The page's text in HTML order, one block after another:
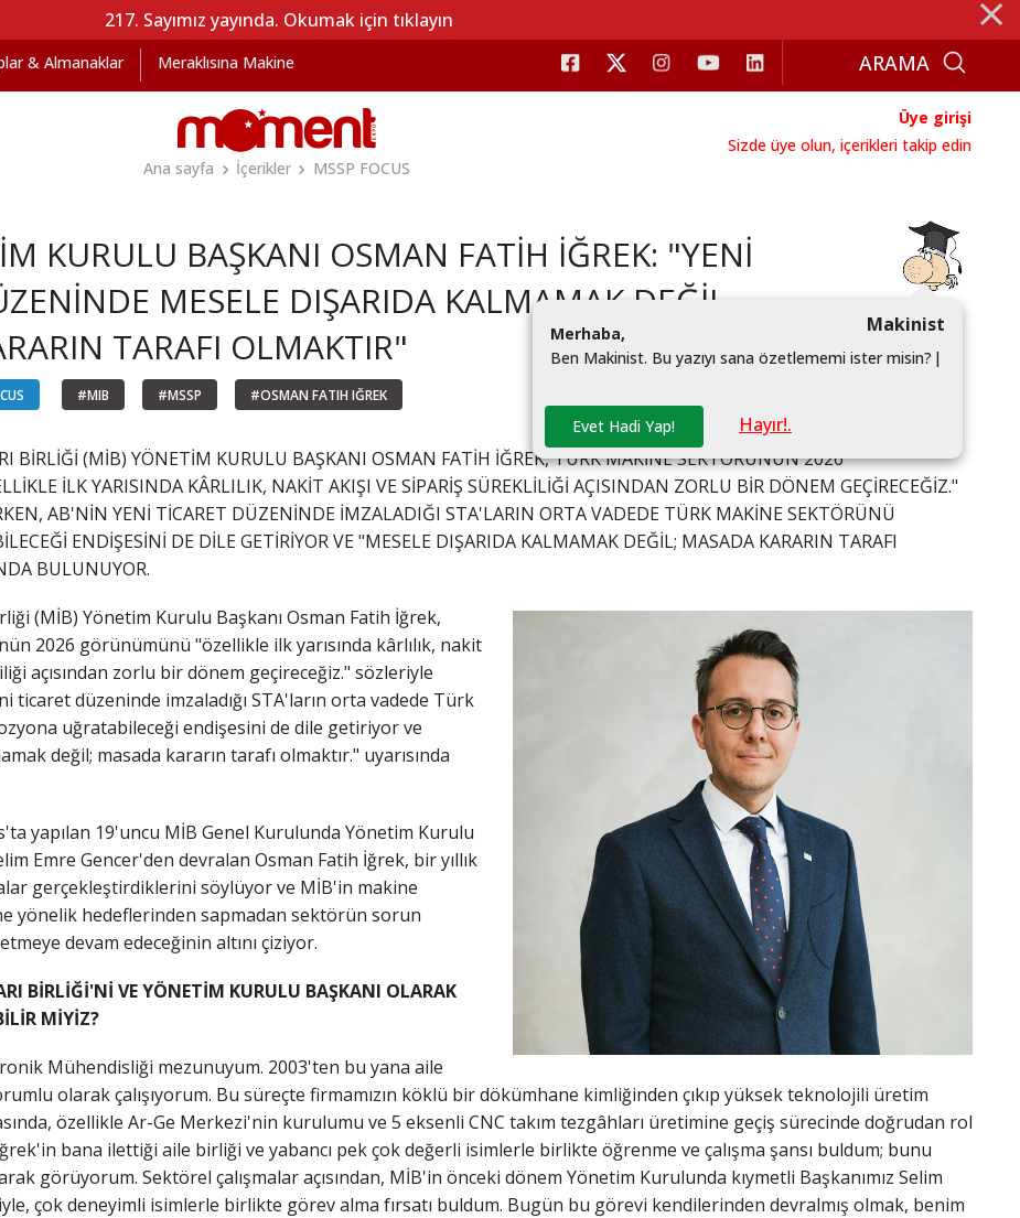
217. Sayımız yayında. Okumak için tıklayın ⨯
& Almanaklar Meraklısına Makine
Üye girişi
Sizde üye olun, içerikleri takip edin
Ana sayfa
İçerikler MSSP FOCUS
KURULU BAŞKANI OSMAN FATİH İĞREK: "YENİ
MESELE DIŞARIDA KALMAMAK DEĞİL,
TARAFI OLMAKTIR"
#MIB #MSSP #OSMAN FATIH IĞREK
Makinist
Merhaba,
Ben Makinist. Bu yazıyı sana özetlememi ister misin? |
Evet Hadi Yap!
Hayır!.
BİRLİĞİ (MİB) YÖNETİM KURULU BAŞKANI OSMAN FATİH İĞREK, TÜRK MAKİNE SEKTÖRÜNÜN 2026
İLK YARISINDA KÂRLILIK, NAKİT AKIŞI VE SİPARİŞ SÜREKLİLİĞİ AÇISINDAN ZORLU BİR DÖNEM GEÇİRECEĞİZ."
AB'NİN YENİ TİCARET DÜZENİNDE İMZALADIĞI STA'LARIN ORTA VADEDE TÜRK MAKİNE SEKTÖRÜNÜ
ENDİŞESİNİ DE DİLE GETİRİYOR VE "MESELE DIŞARIDA KALMAMAK DEĞİL; MASADA KARARIN TARAFI
BULUNUYOR.
(MİB) Yönetim Kurulu Başkanı Osman Fatih İğrek,
2026 görünümünü "özellikle ilk yarısında kârlılık, nakit
açısından zorlu bir dönem geçireceğiz." sözleriyle
ticaret düzeninde imzaladığı STA'ların orta vadede Türk
uğratabileceği endişesini de dile getiriyor ve
değil; masada kararın tarafı olmaktır." uyarısında
yapılan 19'uncu MİB Genel Kurulunda Yönetim Kurulu
Emre Gencer'den devralan Osman Fatih İğrek, bir yıllık
gerçekleştirdiklerini söylüyor ve MİB'in makine
yönelik hedeflerinden sapmadan sektörün sorun
devam edeceğinin altını çiziyor.
BİRLİĞİ'Nİ VE YÖNETİM KURULU BAŞKANI OLARAK
MİYİZ?
Mühendisliği mezunuyum. 2003'ten bu yana aile
olarak çalışıyorum. Bu süreçte firmamızın köklü bir dökümhane kimliğinden çıkıp yüksek teknolojili üretim
özellikle Ar-Ge Merkezi'nin kurulumu ve 5 eksenli CNC takım tezgâhları üretimine geçiş sürecinde doğrudan rol
bana ilettiği aile birliği ve yabancı pek çok değerli isimlerle birlikte öğrenme ve çalışma şansı buldum; bunu
görüyorum. Sektörel çalışmalar açısından, MİB'in önceki dönem Yönetim Kurulunda kıymetli Başkanımız Selim
çok deneyimli isimlerle birlikte görev alma fırsatı buldum. Bugün bu görevi kendilerinden devralmış olmak, benim